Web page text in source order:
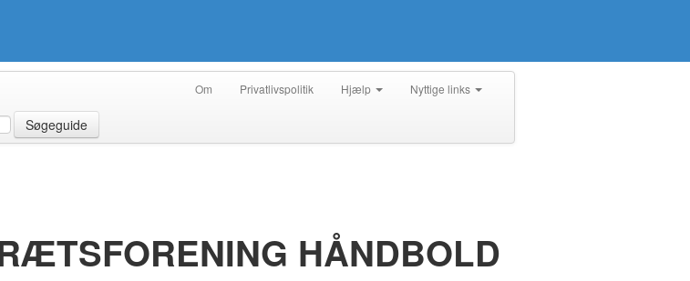
Om Privatlivspolitik Hjælp Nyttige links
Søgeguide
HÅNDBOLD